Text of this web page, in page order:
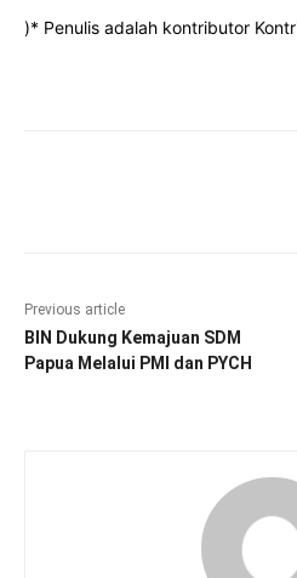
)* Penulis adalah kontributor
Previous article
BIN Dukung Kemajuan SDM
Papua Melalui PMI dan PYCH